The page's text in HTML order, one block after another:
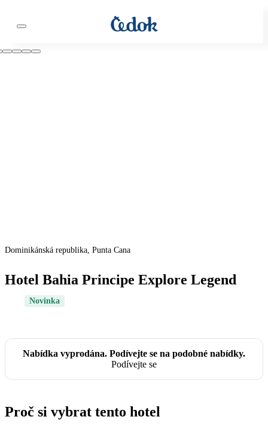
Dominikánská republika, Punta Cana
Hotel Bahia Principe Explore Legend
Novinka
Nabídka vyprodána. Podívejte se na podobné nabídky.
Podívejte se
Proč si vybrat tento hotel